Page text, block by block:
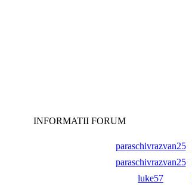
INFORMATII FORUM
paraschivrazvan25
paraschivrazvan25
luke57